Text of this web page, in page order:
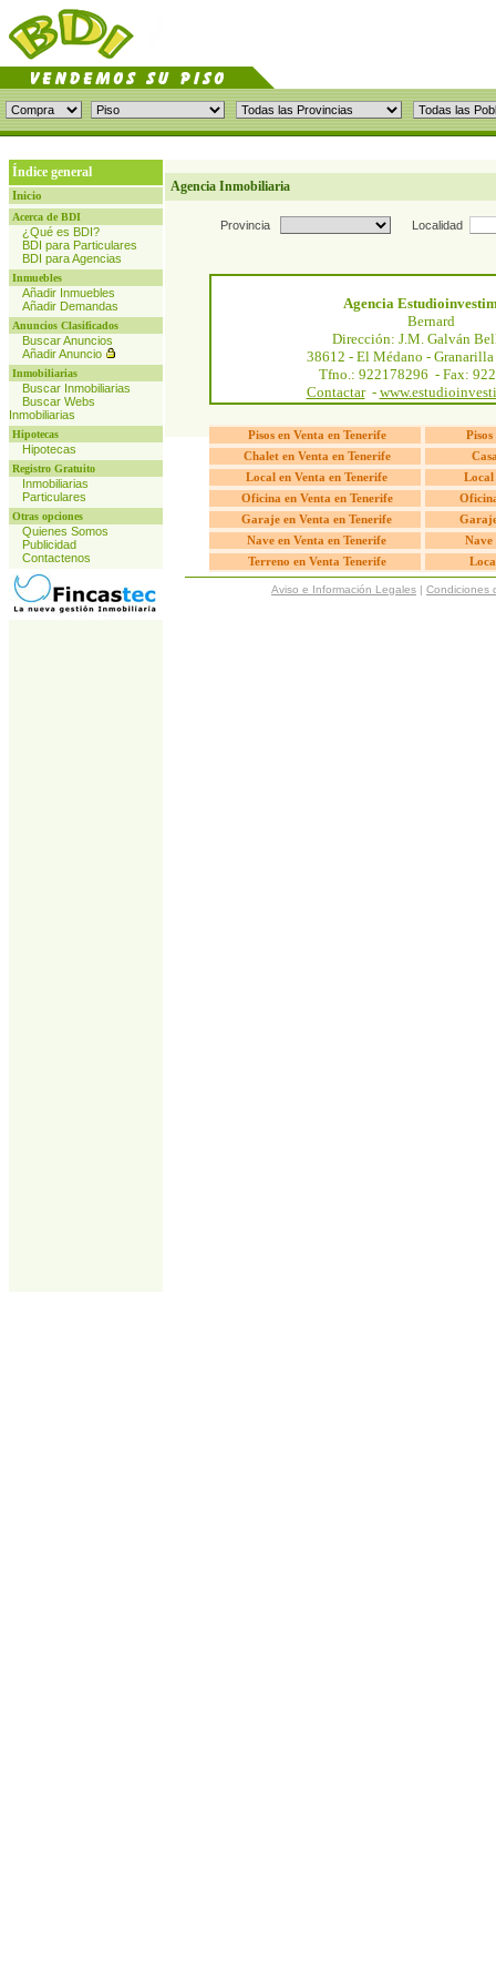
Índice general
Inicio
Acerca de BDI
¿Qué es BDI?
BDI para Particulares
BDI para Agencias
Inmuebles
Añadir Inmuebles
Añadir Demandas
Anuncios Clasificados
Buscar Anuncios
Añadir Anuncio
Inmobiliarias
Buscar Inmobiliarias
Buscar Webs
Inmobiliarias
Hipotecas
Hipotecas
Registro Gratuito
Inmobiliarias
Particulares
Otras opciones
Quienes Somos
Publicidad
Contactenos
Agencia Inmobiliaria
Provincia Localidad
Agencia
Bernard
Dirección: J.M. Galván
38612 - El Médano - Granarilla
Tfno.: 922178296 - Fax:
Contactar-
Pisos en Venta en Tenerife
Chalet en Venta en Tenerife
Local en Venta en Tenerife
Local
Oficina en Venta en Tenerife
Garaje en Venta en Tenerife
Nave en Venta en Tenerife
Nave
Terreno en Venta Tenerife
Aviso e Información Legales | Condiciones